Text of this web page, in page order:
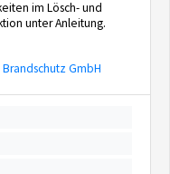
im Lösch- und
unter Anleitung.
GmbH